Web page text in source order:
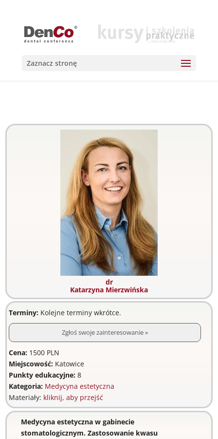
Zaznacz stronę
dr
Katarzyna Mierzwińska
Terminy: Kolejne terminy wkrótce.
Zgłoś swoje zainteresowanie »
Cena: 1500 PLN
Miejscowość: Katowice
Punkty edukacyjne: 8
Kategoria: Medycyna estetyczna
Materiały: kliknij, aby przejść
Medycyna estetyczna w gabinecie
stomatologicznym. Zastosowanie kwasu